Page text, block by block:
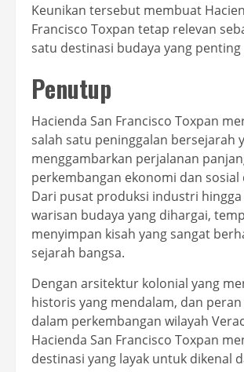
Keunikan tersebut membuat
Francisco Toxpan tetap relevan
satu destinasi budaya yang penting
Penutup
Hacienda San Francisco Toxpan
salah satu peninggalan bersejarah
menggambarkan perjalanan
perkembangan ekonomi dan sosial
Dari pusat produksi industri
warisan budaya yang dihargai,
menyimpan kisah yang sangat
sejarah bangsa.
Dengan arsitektur kolonial yang
historis yang mendalam, dan
dalam perkembangan wilayah
Hacienda San Francisco Toxpan
destinasi yang layak untuk dikenal